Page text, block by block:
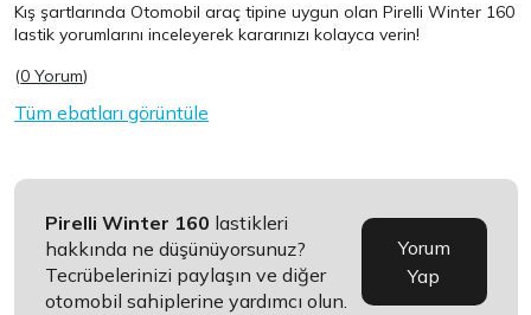
Kış şartlarında Otomobil araç tipine uygun olanPirelli Winter 160
lastik yorumlarını inceleyerek kararınızı kolayca verin!
(0 Yorum)
Tüm ebatları görüntüle
Pirelli Winter 160 lastikleri
hakkında ne düşünüyorsunuz?
Tecrübelerinizi paylaşın ve diğer
otomobil sahiplerine yardımcı olun.
Yorum
Yap